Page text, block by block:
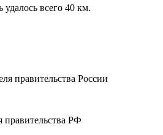
всего 40 км.
правительства РФ